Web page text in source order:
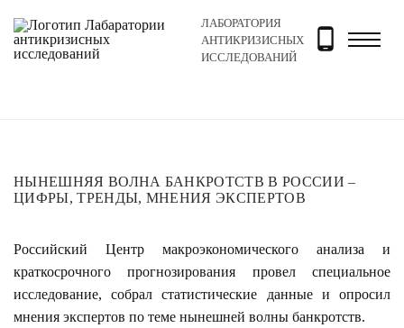
ЛАБОРАТОРИЯ
АНТИКРИЗИСНЫХ
ИССЛЕДОВАНИЙ
Главная Новости и блог Новости Нынешняя
НЫНЕШНЯЯ ВОЛНА БАНКРОТСТВ В РОССИИ –
ЦИФРЫ, ТРЕНДЫ, МНЕНИЯ ЭКСПЕРТОВ
Российский Центр макроэкономического анализа и
краткосрочного прогнозирования провел специальное
исследование, собрал статистические данные и опросил
мнения экспертов по теме нынешней волны банкротств.